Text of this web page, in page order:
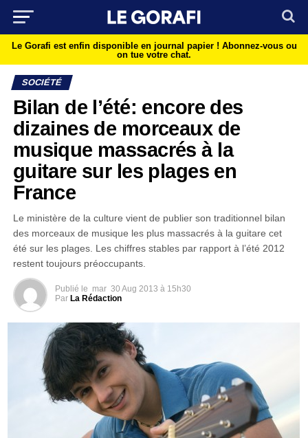
Le Gorafi est enfin disponible en journal papier ! Abonnez-vous ou
on tue votre chat.
SOCIÉTÉ
Bilan de l’été: encore des
dizaines de morceaux de
musique massacrés à la
guitare sur les plages en
France
Le ministère de la culture vient de publier son traditionnel bilan
des morceaux de musique les plus massacrés à la guitare cet
été sur les plages. Les chiffres stables par rapport à l’été 2012
restent toujours préoccupants.
Publié le mar 30 Aug 2013 à 15h30
Par La Rédaction